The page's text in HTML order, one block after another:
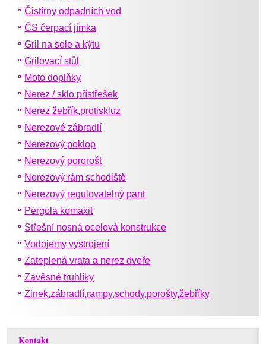
Čistírny odpadních vod
ČS čerpací jímka
Gril na sele a kýtu
Grilovací stůl
Moto doplňky
Nerez / sklo přístřešek
Nerez žebřík,protiskluz
Nerezové zábradlí
Nerezový poklop
Nerezový pororošt
Nerezový rám schodiště
Nerezový regulovatelný pant
Pergola komaxit
Střešní nosná ocelová konstrukce
Vodojemy vystrojení
Zateplená vrata a nerez dveře
Závěsné truhlíky
Zinek,zábradlí,rampy,schody,porošty,žebříky
Kontakt